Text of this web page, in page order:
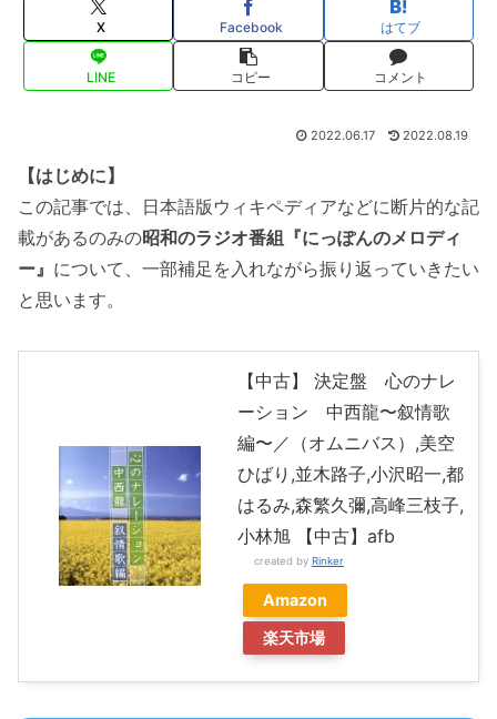
X Facebook はてブ
LINE コピー コメント
2022.06.17 2022.08.19
【はじめに】
この記事では、日本語版ウィキペディアなどに断片的な記
載があるのみの昭和のラジオ番組『にっぽんのメロディ
ー』 について、一部補足を入れながら振り返っていきたい
と思います。
【中古】 決定盤 心のナレ
ーション 中西龍〜叙情歌
編〜／（オムニバス）,美空
ひばり,並木路子,小沢昭一,都
はるみ,森繁久彌,高峰三枝子,
小林旭 【中古】afb
created by Rinker
Amazon
楽天市場